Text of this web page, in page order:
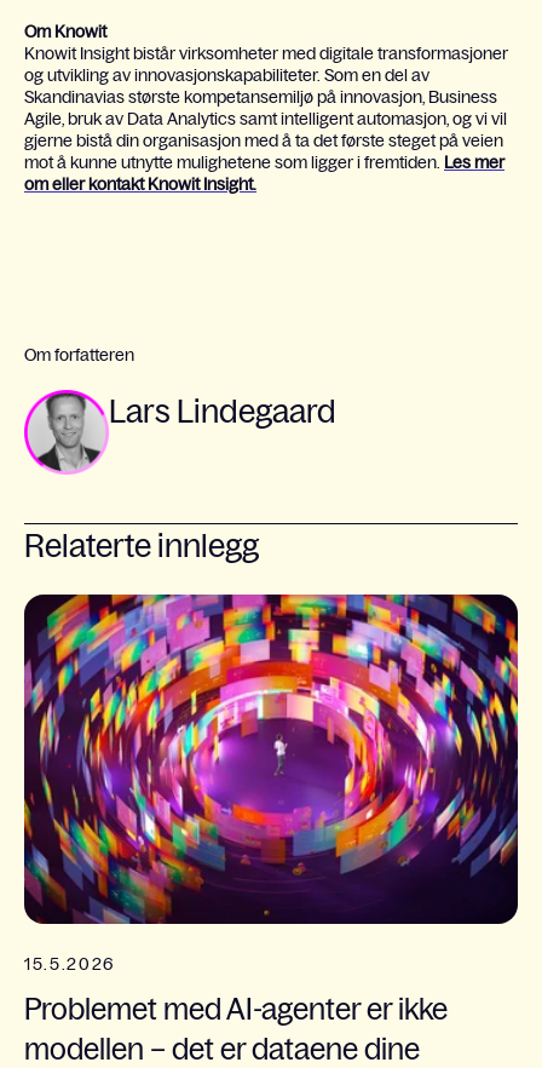
Om Knowit
Knowit Insight bistår virksomheter med digitale transformasjoner
og utvikling av innovasjonskapabiliteter. Som en del av
Skandinavias største kompetansemiljø på innovasjon, Business
Agile, bruk av Data Analytics samt intelligent automasjon, og vi vil
gjerne bistå din organisasjon med å ta det første steget på veien
mot å kunne utnytte mulighetene som ligger i fremtiden. Les mer
om eller kontakt Knowit Insight.
Om forfatteren
Lars Lindegaard
Relaterte innlegg
15.5.2026
Problemet med AI-agenter er ikke
modellen – det er dataene dine